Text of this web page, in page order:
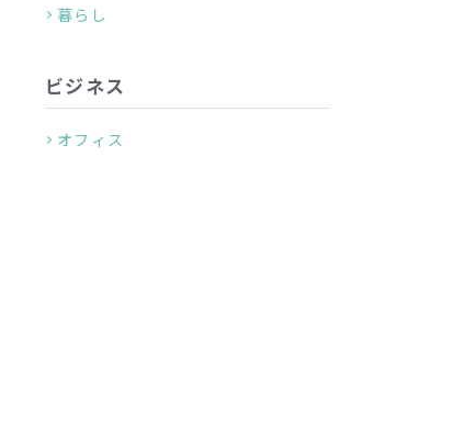
暮らし
ビジネス
オフィス